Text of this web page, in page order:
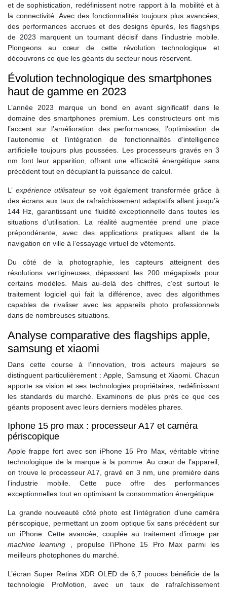
et de sophistication, redéfinissent notre rapport à la mobilité et à
la connectivité. Avec des fonctionnalités toujours plus avancées,
des performances accrues et des designs épurés, les flagships
de 2023 marquent un tournant décisif dans l’industrie mobile.
Plongeons au cœur de cette révolution technologique et
découvrons ce que les géants du secteur nous réservent.
Évolution technologique des smartphones
haut de gamme en 2023
L’année 2023 marque un bond en avant significatif dans le
domaine des smartphones premium. Les constructeurs ont mis
l’accent sur l’amélioration des performances, l’optimisation de
l’autonomie et l’intégration de fonctionnalités d’intelligence
artificielle toujours plus poussées. Les processeurs gravés en 3
nm font leur apparition, offrant une efficacité énergétique sans
précédent tout en décuplant la puissance de calcul.
L’ expérience utilisateur se voit également transformée grâce à
des écrans aux taux de rafraîchissement adaptatifs allant jusqu’à
144 Hz, garantissant une fluidité exceptionnelle dans toutes les
situations d’utilisation. La réalité augmentée prend une place
prépondérante, avec des applications pratiques allant de la
navigation en ville à l’essayage virtuel de vêtements.
Du côté de la photographie, les capteurs atteignent des
résolutions vertigineuses, dépassant les 200 mégapixels pour
certains modèles. Mais au-delà des chiffres, c’est surtout le
traitement logiciel qui fait la différence, avec des algorithmes
capables de rivaliser avec les appareils photo professionnels
dans de nombreuses situations.
Analyse comparative des flagships apple,
samsung et xiaomi
Dans cette course à l’innovation, trois acteurs majeurs se
distinguent particulièrement : Apple, Samsung et Xiaomi. Chacun
apporte sa vision et ses technologies propriétaires, redéfinissant
les standards du marché. Examinons de plus près ce que ces
géants proposent avec leurs derniers modèles phares.
Iphone 15 pro max : processeur A17 et caméra
périscopique
Apple frappe fort avec son iPhone 15 Pro Max, véritable vitrine
technologique de la marque à la pomme. Au cœur de l’appareil,
on trouve le processeur A17, gravé en 3 nm, une première dans
l’industrie mobile. Cette puce offre des performances
exceptionnelles tout en optimisant la consommation énergétique.
La grande nouveauté côté photo est l’intégration d’une caméra
périscopique, permettant un zoom optique 5x sans précédent sur
un iPhone. Cette avancée, couplée au traitement d’image par
machine learning
, propulse l’iPhone 15 Pro Max parmi les
meilleurs photophones du marché.
L’écran Super Retina XDR OLED de 6,7 pouces bénéficie de la
technologie ProMotion, avec un taux de rafraîchissement